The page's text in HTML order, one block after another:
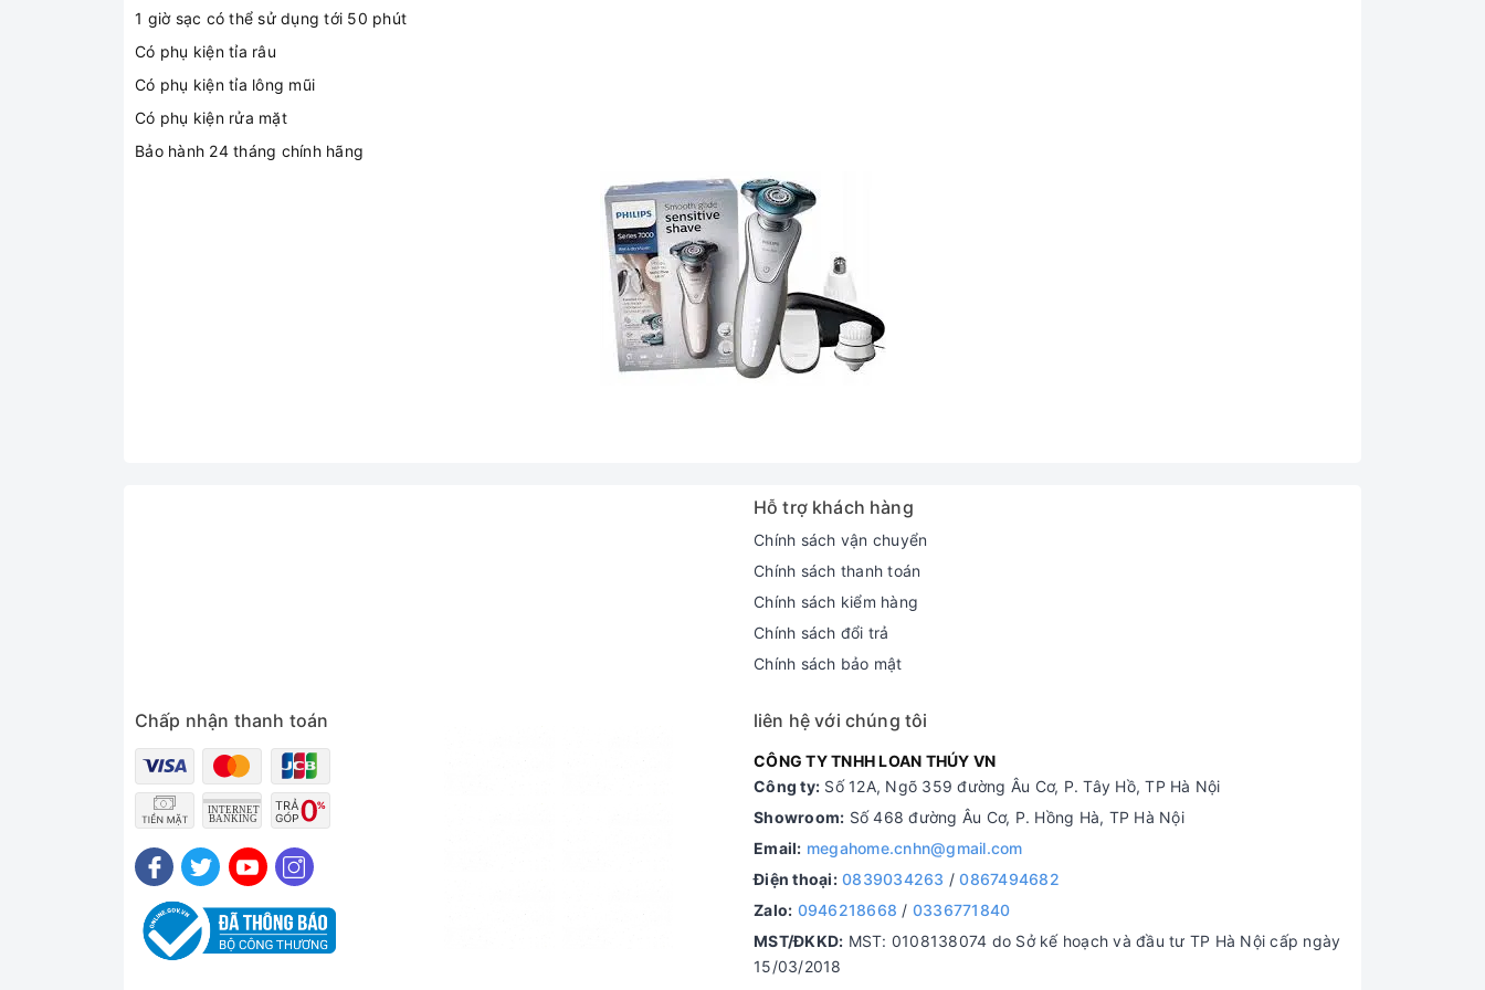
1 giờ sạc có thể sử dụng tới 50 phút
Có phụ kiện tỉa râu
Có phụ kiện tỉa lông mũi
Có phụ kiện rửa mặt
Bảo hành 24 tháng chính hãng
Hỗ trợ khách hàng
Chính sách vận chuyển
Chính sách thanh toán
Chính sách kiểm hàng
Chính sách đổi trả
Chính sách bảo mật
Chấp nhận thanh toán liên hệ với chúng tôi
CÔNG TY TNHH LOAN THÚY VN
Công ty: Số 12A, Ngõ 359 đường Âu Cơ, P. Tây Hồ, TP Hà Nội
Showroom: Số 468 đường Âu Cơ, P. Hồng Hà, TP Hà Nội
Email: megahome.cnhn@gmail.com
Điện thoại: 0839034263 /0867494682
Zalo: 0946218668 / 0336771840
MST/ĐKKD: MST: 0108138074 do Sở kế hoạch và đầu tư TP Hà Nội cấp ngày
15/03/2018